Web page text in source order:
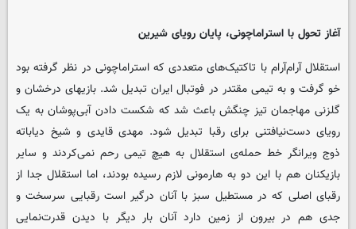
آغاز تحول با استراماچونی، پایان رویای شیرین
استقلال آرام‌آرام با تاکتیک‌های متعددی که استراماچونی در نظر گرفته بود
خو گرفت و به تیمی مقتدر در فوتبال ایران تبدیل شد. بازیهای درخشان و
گلزنی مهاجمان تیز چنگش باعث شد که شکست دادن آبی‌پوشان به یک
رویای دست‌نیافتنی برای رقبا تبدیل شود. مهدی قایدی و شیخ دیاباته
ذوج ویرانگر خط حمله‌ی استقلال به هیچ تیمی رحم نمی‌کردند و سایر
بازیکنان هم با این دو به هارمونی لازم رسیده بودند، اما استقلال جدا از
رقبای اصلی که در مستطیل سبز با آنان درگیر است رقبایی سرسخت و
جدی هم در بیرون از زمین دارد آنان بار دیگر با دیدن قدرت‌نمایی